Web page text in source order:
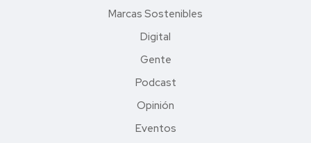
Marcas Sostenibles
Digital
Gente
Podcast
Opinión
Eventos